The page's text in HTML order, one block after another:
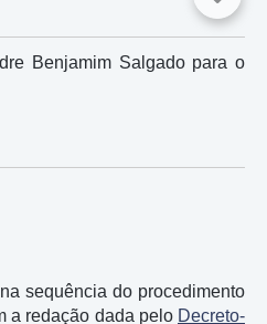
Benjamim Salgado para o
sequência do procedimento
a redação dada pelo Decreto-